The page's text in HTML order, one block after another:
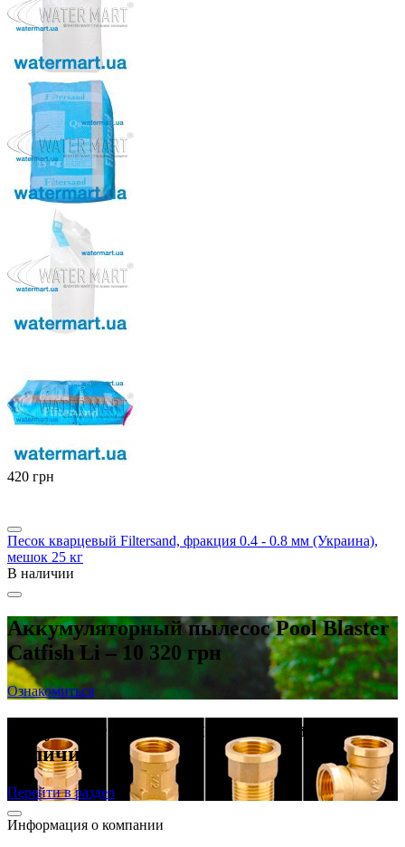
‍420‍ грн
Песок кварцевый Filtersand, фракция 0.4 - 0.8 мм (Украина),
мешок 25 кг
В наличии
Аккумуляторный пылесос Pool Blaster
Catfish Li – 10 320 грн
Ознакомиться
Латунные резьбовые фитинги в
наличии
Перейти в раздел
Информация о компании